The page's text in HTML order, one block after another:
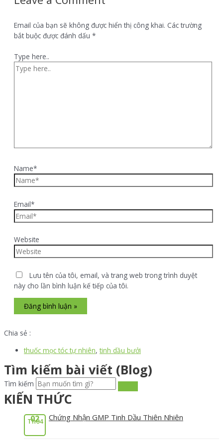
Email của bạn sẽ không được hiển thị công khai. Các trường
bắt buộc được đánh dấu *
Type here..
Name*
Email*
Website
Lưu tên của tôi, email, và trang web trong trình duyệt
này cho lần bình luận kế tiếp của tôi.
Chia sẻ :
thuốc mọc tóc tự nhiên,tinh dầu bưởi
Tìm kiếm bài viết (Blog)
Tìm kiếm
KIẾN THỨC
02
Th04 Chứng Nhận GMP Tinh Dầu Thiên Nhiên